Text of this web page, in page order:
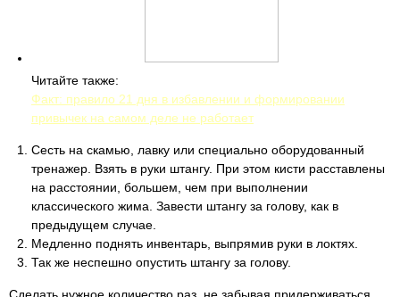
Читайте также:
Факт: правило 21 дня в избавлении и формировании
привычек на самом деле не работает
Сесть на скамью, лавку или специально оборудованный
тренажер. Взять в руки штангу. При этом кисти расставлены
на расстоянии, большем, чем при выполнении
классического жима. Завести штангу за голову, как в
предыдущем случае.
Медленно поднять инвентарь, выпрямив руки в локтях.
Так же неспешно опустить штангу за голову.
Сделать нужное количество раз, не забывая придерживаться